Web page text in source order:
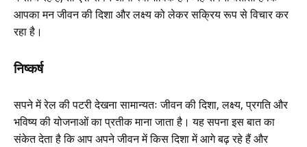
आपका मन जीवन की दिशा और लक्ष्य को लेकर सक्रिय रूप से विचार कर
रहा है।
निष्कर्ष
सपने में रेल की पटरी देखना सामान्यतः जीवन की दिशा, लक्ष्य, प्रगति और
भविष्य की योजनाओं का प्रतीक माना जाता है। यह सपना इस बात का
संकेत देता है कि आप अपने जीवन में किस दिशा में आगे बढ़ रहे हैं और